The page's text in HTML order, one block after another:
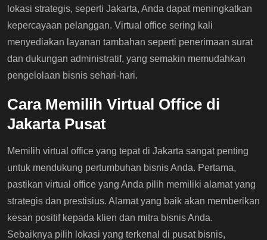
lokasi strategis, seperti Jakarta, Anda dapat meningkatkan
kepercayaan pelanggan. Virtual office sering kali
menyediakan layanan tambahan seperti penerimaan surat
dan dukungan administratif, yang semakin memudahkan
pengelolaan bisnis sehari-hari.
Cara Memilih Virtual Office di
Jakarta Pusat
Memilih virtual office yang tepat di Jakarta sangat penting
untuk mendukung pertumbuhan bisnis Anda. Pertama,
pastikan virtual office yang Anda pilih memiliki alamat yang
strategis dan prestisius. Alamat yang baik akan memberikan
kesan positif kepada klien dan mitra bisnis Anda.
Sebaiknya pilih lokasi yang terkenal di pusat bisnis,